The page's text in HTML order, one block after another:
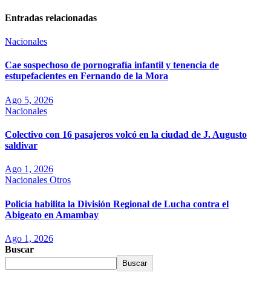
Entradas relacionadas
Nacionales
Cae sospechoso de pornografía infantil y tenencia de
estupefacientes en Fernando de la Mora
Ago 5, 2026
Nacionales
Colectivo con 16 pasajeros volcó en la ciudad de J. Augusto
saldivar
Ago 1, 2026
Nacionales Otros
Policía habilita la División Regional de Lucha contra el
Abigeato en Amambay
Ago 1, 2026
Buscar
Buscar